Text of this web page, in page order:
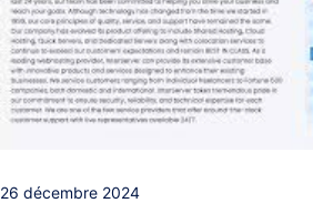
26 décembre 2024